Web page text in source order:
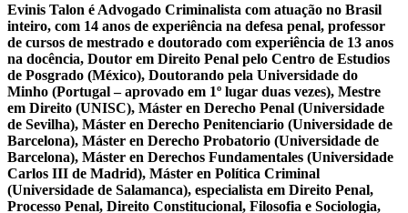
Evinis Talon é Advogado Criminalista com atuação no Brasil
inteiro, com 14 anos de experiência na defesa penal, professor
de cursos de mestrado e doutorado com experiência de 13 anos
na docência, Doutor em Direito Penal pelo Centro de Estudios
de Posgrado (México), Doutorando pela Universidade do
Minho (Portugal – aprovado em 1º lugar duas vezes), Mestre
em Direito (UNISC), Máster en Derecho Penal (Universidade
de Sevilha), Máster en Derecho Penitenciario (Universidade de
Barcelona), Máster en Derecho Probatorio (Universidade de
Barcelona), Máster en Derechos Fundamentales (Universidade
Carlos III de Madrid), Máster en Política Criminal
(Universidade de Salamanca), especialista em Direito Penal,
Processo Penal, Direito Constitucional, Filosofia e Sociologia,